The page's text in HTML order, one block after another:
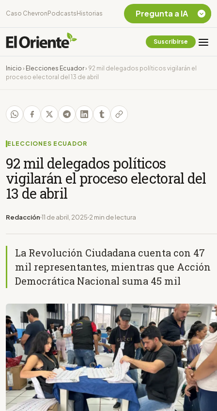
Caso Chevron Podcasts Historias
Suscribirse
Inicio › Elecciones Ecuador› 92 mil delegados políticos vigilarán el
proceso electoral del 13 de abril
ELECCIONES ECUADOR
92 mil delegados políticos
vigilarán el proceso electoral del
13 de abril
Redacción 11 de abril, 2025 2 min de lectura
La Revolución Ciudadana cuenta con 47
mil representantes, mientras que Acción
Democrática Nacional suma 45 mil
Pregunta a IA
Chevron Ecuador